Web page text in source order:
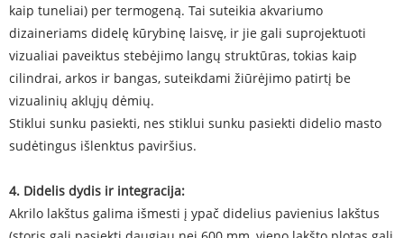
kaip tuneliai) per termogeną. Tai suteikia akvariumo
dizaineriams didelę kūrybinę laisvę, ir jie gali suprojektuoti
vizualiai paveiktus stebėjimo langų struktūras, tokias kaip
cilindrai, arkos ir bangas, suteikdami žiūrėjimo patirtį be
vizualinių aklųjų dėmių.
Stiklui sunku pasiekti, nes stiklui sunku pasiekti didelio masto
sudėtingus išlenktus paviršius.
4. Didelis dydis ir integracija:
Akrilo lakštus galima išmesti į ypač didelius pavienius lakštus